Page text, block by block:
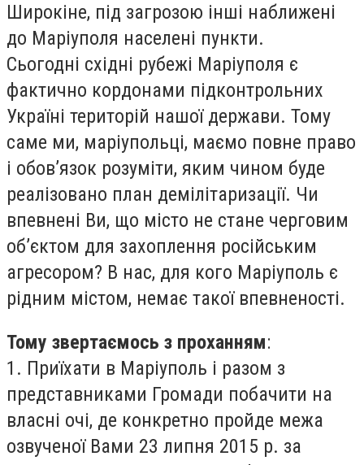
Широкіне, під загрозою інші наближені
до Маріуполя населені пункти.
Сьогодні східні рубежі Маріуполя є
фактично кордонами підконтрольних
Україні територій нашої держави. Тому
саме ми, маріупольці, маємо повне право
і обов’язок розуміти, яким чином буде
реалізовано план демілітаризації. Чи
впевнені Ви, що місто не стане черговим
об’єктом для захоплення російським
агресором? В нас, для кого Маріуполь є
рідним містом, немає такої впевненості.
Тому звертаємось з проханням:
1. Приїхати в Маріуполь і разом з
представниками Громади побачити на
власні очі, де конкретно пройде межа
озвученої Вами 23 липня 2015 р. за